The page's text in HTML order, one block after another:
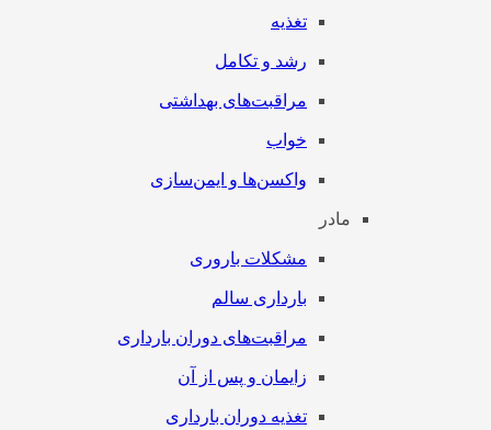
تغذیه
رشد و تکامل
مراقبت‌های بهداشتی
خواب
واکسن‌ها و ایمن‌سازی
مادر
مشکلات باروری
بارداری سالم
مراقبت‌های دوران بارداری
زایمان و پس از آن
تغذیه دوران بارداری